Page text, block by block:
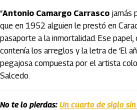
“Antonio Camargo Carrasco jamás
que en 1952 alguien le prestó en
pasaporte a la inmortalidad. Ese papel,
contenía los arreglos y la letra de ‘El
pegajosa compuesta por el artista
Salcedo.
No te lo pierdas: Un cuarto de siglo